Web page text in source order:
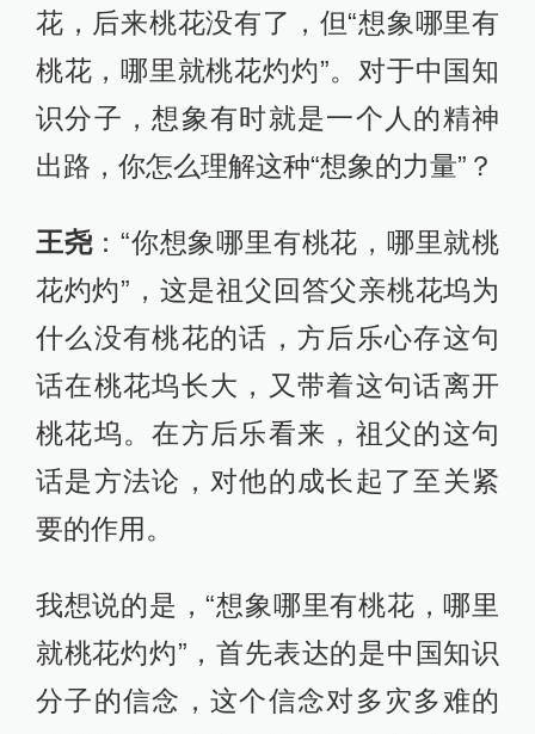
花，后来桃花没有了，但“想象哪里有
桃花，哪里就桃花灼灼”。对于中国知
识分子，想象有时就是一个人的精神
出路，你怎么理解这种“想象的力量”？
王尧：“你想象哪里有桃花，哪里就桃
花灼灼”，这是祖父回答父亲桃花坞为
什么没有桃花的话，方后乐心存这句
话在桃花坞长大，又带着这句话离开
桃花坞。在方后乐看来，祖父的这句
话是方法论，对他的成长起了至关紧
要的作用。
我想说的是，“想象哪里有桃花，哪里
就桃花灼灼”，首先表达的是中国知识
分子的信念，这个信念对多灾多难的